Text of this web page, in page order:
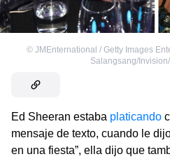
© JMEnternational / Getty Images
Salangsang/
Ed Sheeran estaba platicando
mensaje de texto, cuando le
en una fiesta”, ella dijo que